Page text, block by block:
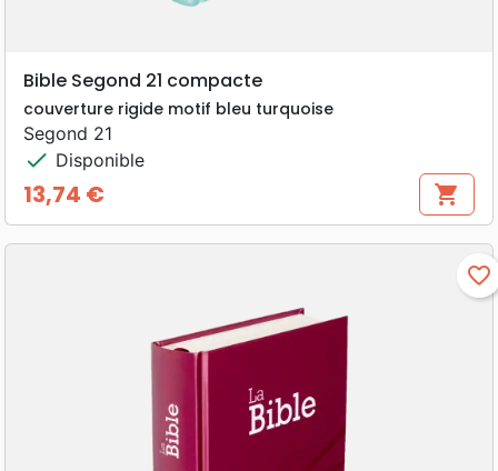
Bible Segond 21 compacte
couverture rigide motif bleu turquoise
Segond 21
check Disponible
Prix
13,74 € shopping_cart
favorite_border